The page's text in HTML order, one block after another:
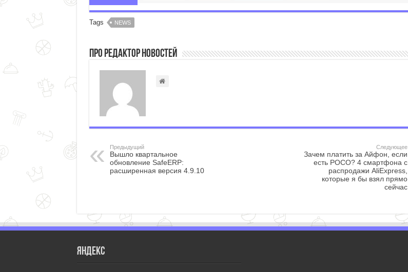
Tags NEWS
Про Редактор Новостей
Предыдущий
Вышло квартальное
обновление SafeERP:
расширенная версия 4.9.10
Следующее
Зачем платить за Айфон, если
есть POCO? 4 смартфона с
распродажи AliExpress,
которые я бы взял прямо
сейчас
Яндекс